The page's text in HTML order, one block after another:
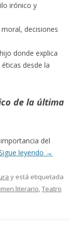
irónico y
decisiones
donde explica
desde la
de la última
del
leyendo →
y está etiquetada
literario,Teatro